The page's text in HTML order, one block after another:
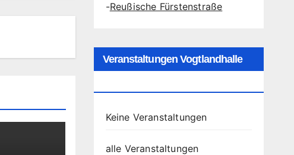
-Reußische Fürstenstraße
Veranstaltungen Vogtlandhalle
Keine Veranstaltungen
alle Veranstaltungen